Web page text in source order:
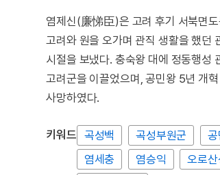
염제신(廉悌臣)은 고려 후기 서북면
고려와 원을 오가며 관직 생활을 했
시절을 보냈다. 충숙왕 대에 정동행성
고려군을 이끌었으며, 공민왕 5년 개
사망하였다.
키워드 곡성백 곡성부원군
염세충
염승익 오로산